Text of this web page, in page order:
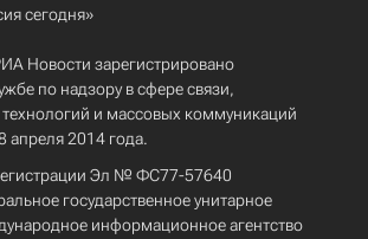
сегодня»
Новости зарегистрировано
по надзору в сфере связи,
и массовых коммуникаций
апреля 2014 года.
Эл № ФС77-57640
государственное унитарное
информационное агентство